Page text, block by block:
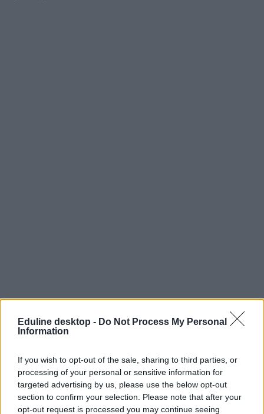
Eduline desktop - Do Not Process My Personal
Information
If you wish to opt-out of the sale, sharing to third parties, or
processing of your personal or sensitive information for
targeted advertising by us, please use the below opt-out
section to confirm your selection. Please note that after your
opt-out request is processed you may continue seeing